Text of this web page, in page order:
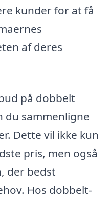
kunder for at få
af deres
på dobbelt
du sammenligne
Dette vil ikke kun
pris, men også
der bedst
Hos dobbelt-